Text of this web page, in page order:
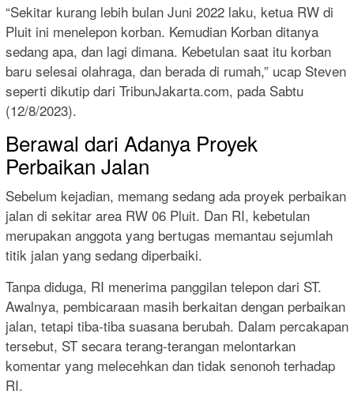
“Sekitar kurang lebih bulan Juni 2022 laku, ketua RW di
Pluit ini menelepon korban. Kemudian Korban ditanya
sedang apa, dan lagi dimana. Kebetulan saat itu korban
baru selesai olahraga, dan berada di rumah,” ucap Steven
seperti dikutip dari TribunJakarta.com, pada Sabtu
(12/8/2023).
Berawal dari Adanya Proyek
Perbaikan Jalan
Sebelum kejadian, memang sedang ada proyek perbaikan
jalan di sekitar area RW 06 Pluit. Dan RI, kebetulan
merupakan anggota yang bertugas memantau sejumlah
titik jalan yang sedang diperbaiki.
Tanpa diduga, RI menerima panggilan telepon dari ST.
Awalnya, pembicaraan masih berkaitan dengan perbaikan
jalan, tetapi tiba-tiba suasana berubah. Dalam percakapan
tersebut, ST secara terang-terangan melontarkan
komentar yang melecehkan dan tidak senonoh terhadap
RI.